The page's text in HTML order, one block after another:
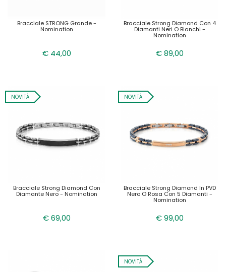
Bracciale STRONG Grande -
Nomination
€ 44,00
Bracciale Strong Diamond Con 4
Diamanti Neri O Bianchi -
Nomination
€ 89,00
NOVITÀ
Bracciale Strong Diamond Con
Diamante Nero - Nomination
€ 69,00
NOVITÀ
Bracciale Strong Diamond In PVD
Nero O Rosa Con 5 Diamanti -
Nomination
€ 99,00
NOVITÀ